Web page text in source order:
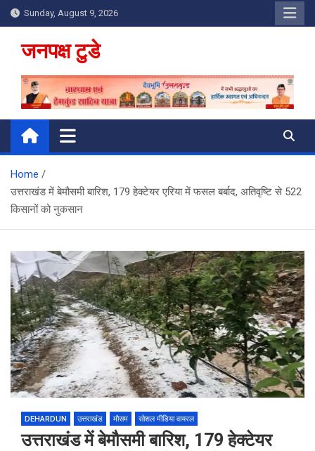
Skip
to
content
Sunday, August 9, 2026
जनपक्ष टुडे
Home
उत्तराखंड में बेमौसमी बारिश, 179 हेक्टेयर एरिया में फसल बर्बाद, अतिवृष्टि से 522
किसानों को नुकसान
DEHARDUN उत्तराखंड मौसम सोशल मीडिया वायरल
उत्तराखंड में बेमौसमी बारिश, 179 हेक्टेयर